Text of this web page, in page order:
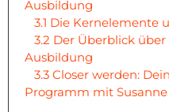
Ausbildung
3.1 Die Kernelemente
3.2 Der Überblick
Ausbildung
3.3 Closer werden:
Programm mit Susanne